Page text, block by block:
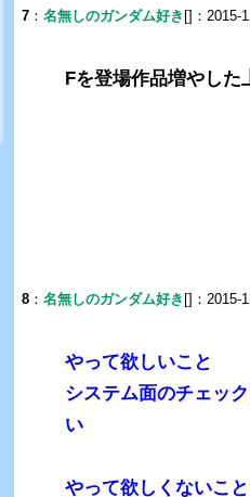
7 ： 名無しのガンダム好き []：2015-
Fを登場作品増やした
8 ： 名無しのガンダム好き []：2015-
やって欲しいこと
システム面のチェッ
い
やって欲しくないこと